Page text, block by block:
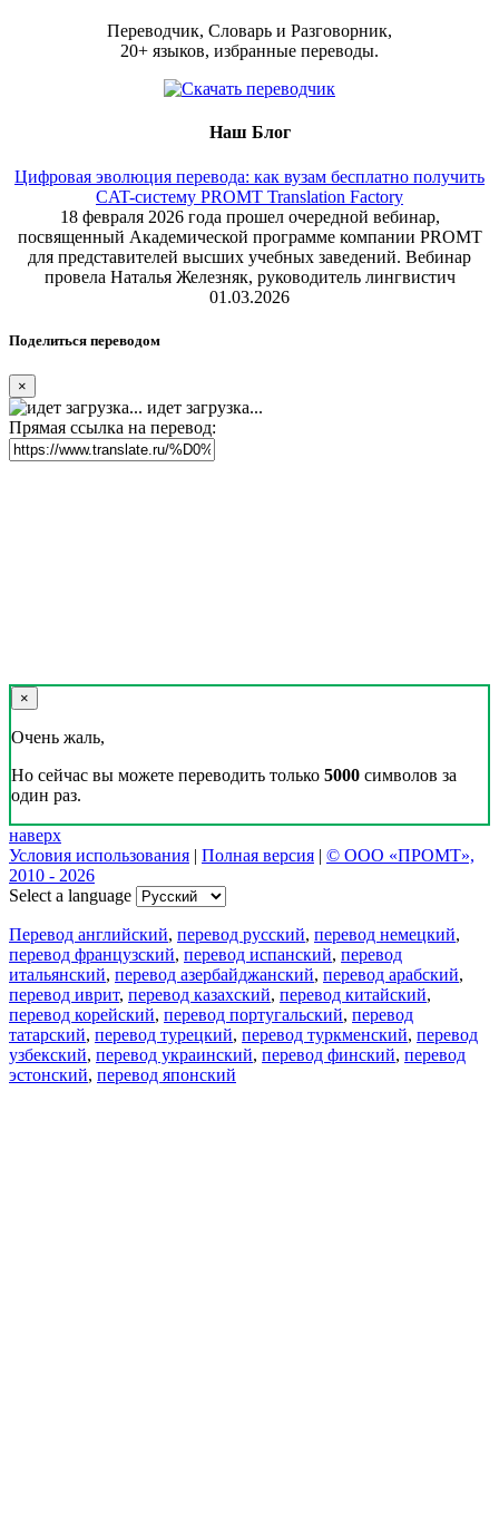
Переводчик, Словарь и Разговорник,
20+ языков, избранные переводы.
Наш Блог
Цифровая эволюция перевода: как вузам бесплатно получить
CAT-систему PROMT Translation Factory
18 февраля 2026 года прошел очередной вебинар,
посвященный Академической программе компании PROMT
для представителей высших учебных заведений. Вебинар
провела Наталья Железняк, руководитель лингвистич
01.03.2026
Поделиться переводом
×
идет загрузка...
Прямая ссылка на перевод:
×
Очень жаль,
Но сейчас вы можете переводить только 5000 символов за
один раз.
наверх
Условия использования | Полная версия | © ООО «ПРОМТ»,
2010 - 2026
Select a language
Перевод английский, перевод русский, перевод немецкий,
перевод французский, перевод испанский, перевод
итальянский, перевод азербайджанский, перевод арабский,
перевод иврит, перевод казахский, перевод китайский,
перевод корейский, перевод португальский, перевод
татарский, перевод турецкий, перевод туркменский, перевод
узбекский, перевод украинский, перевод финский, перевод
эстонский, перевод японский